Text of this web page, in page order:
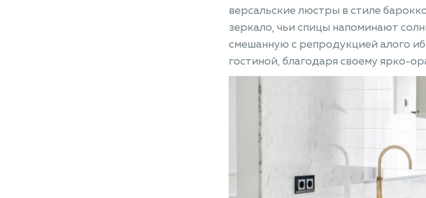
версальские люстры в стиле
зеркало, чьи спицы напоминают
смешанную с репродукцией алого
гостиной, благодаря своему ярко-